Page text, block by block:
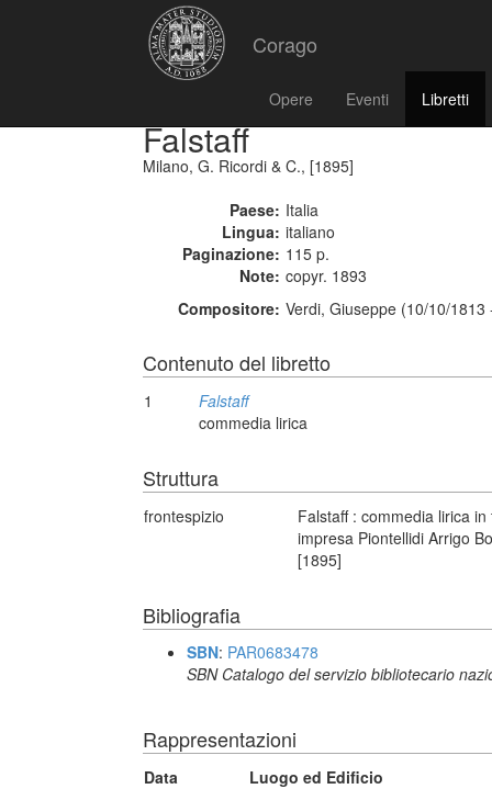
Corago
Opere Eventi Libretti
Falstaff
Milano, G. Ricordi & C., [1895]
Paese: Italia
Lingua: italiano
Paginazione: 115 p.
Note: copyr. 1893
Compositore: Verdi, Giuseppe (10/10/
Contenuto del libretto
1
Falstaff
commedia lirica
Struttura
frontespizio
Falstaff : commedia lirica
impresa Piontellidi Arrigo
[1895]
Bibliografia
SBN: PAR0683478
SBN Catalogo del servizio bibliotecario
Rappresentazioni
Data
Luogo ed Edificio